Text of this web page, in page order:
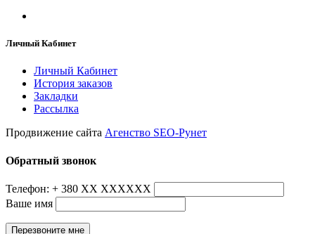
Личный Кабинет
Личный Кабинет
История заказов
Закладки
Рассылка
Продвижение сайта Агенство SEO-Рунет
Обратный звонок
Телефон: + 380 ХХ ХХХХХХ
Ваше имя
Перезвоните мне